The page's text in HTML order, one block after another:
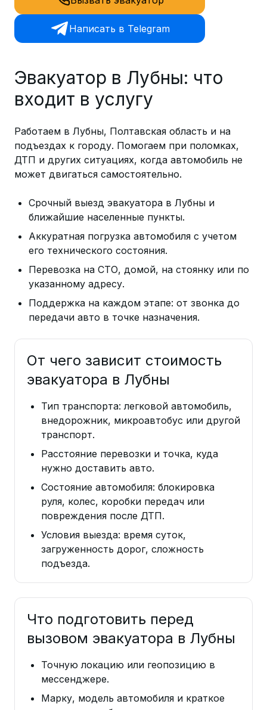
Написать в Telegram
Эвакуатор в Лубны: что
входит в услугу
Работаем в Лубны, Полтавская область и на
подъездах к городу. Помогаем при поломках,
ДТП и других ситуациях, когда автомобиль не
может двигаться самостоятельно.
Срочный выезд эвакуатора в Лубны и
ближайшие населенные пункты.
Аккуратная погрузка автомобиля с учетом
его технического состояния.
Перевозка на СТО, домой, на стоянку или по
указанному адресу.
Поддержка на каждом этапе: от звонка до
передачи авто в точке назначения.
От чего зависит стоимость
эвакуатора в Лубны
Тип транспорта: легковой автомобиль,
внедорожник, микроавтобус или другой
транспорт.
Расстояние перевозки и точка, куда
нужно доставить авто.
Состояние автомобиля: блокировка
руля, колес, коробки передач или
повреждения после ДТП.
Условия выезда: время суток,
загруженность дорог, сложность
подъезда.
Что подготовить перед
вызовом эвакуатора в Лубны
Точную локацию или геопозицию в
мессенджере.
Марку, модель автомобиля и краткое